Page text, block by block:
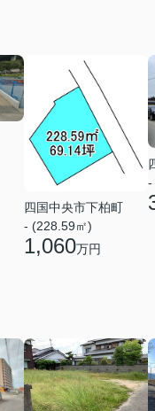
四国中央市下柏町
- (228.59㎡)
1,060万円
-